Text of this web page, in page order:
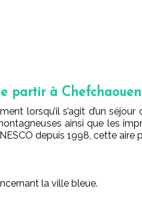
partir à Chefchaouen
lorsqu’il s’agit d’un
ainsi que les
depuis 1998, cette
la ville bleue.